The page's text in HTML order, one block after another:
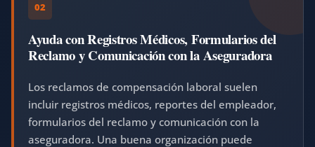
02
Ayuda con Registros Médicos, Formularios del
Reclamo y Comunicación con la Aseguradora
Los reclamos de compensación laboral suelen
incluir registros médicos, reportes del empleador,
formularios del reclamo y comunicación con la
aseguradora. Una buena organización puede